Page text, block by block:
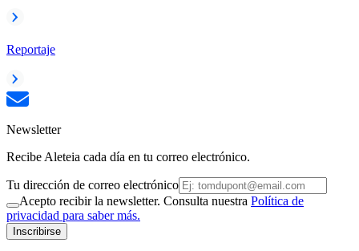
Reportaje
Newsletter
Recibe Aleteia cada día en tu correo electrónico.
Tu dirección de correo electrónico
Acepto recibir la newsletter. Consulta nuestra Política de
privacidad para saber más.
Inscribirse